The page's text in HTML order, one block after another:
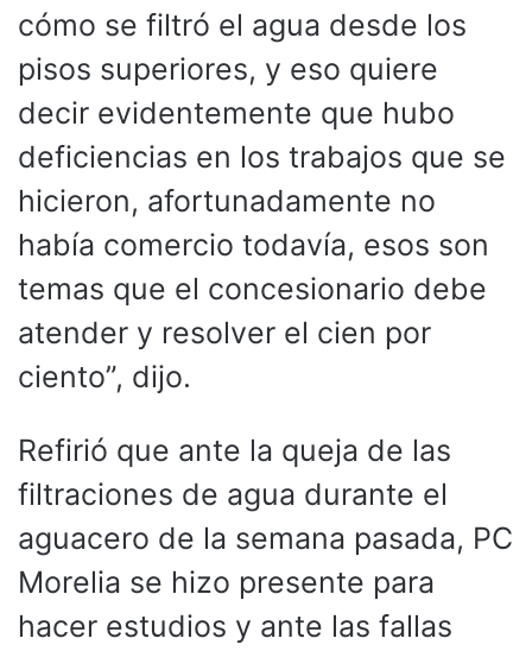
cómo se filtró el agua desde los
pisos superiores, y eso quiere
decir evidentemente que hubo
deficiencias en los trabajos que se
hicieron, afortunadamente no
había comercio todavía, esos son
temas que el concesionario debe
atender y resolver el cien por
ciento”, dijo.
Refirió que ante la queja de las
filtraciones de agua durante el
aguacero de la semana pasada, PC
Morelia se hizo presente para
hacer estudios y ante las fallas